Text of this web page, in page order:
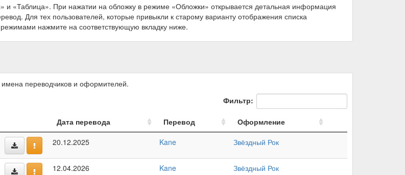
«Таблица». При нажатии на обложку в режиме «Обложки» открывается детальная информация
Для тех пользователей, которые привыкли к старому варианту отображения списка
нажмите на соответствующую вкладку ниже.
переводчиков и оформителей.
Фильтр:
Дата перевода Перевод
Оформление
20.12.2025 Kane Звёздный Рок
12.04.2026 Kane Звёздный Рок